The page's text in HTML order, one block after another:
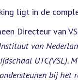
ligt in de
Directeur van
van
UTC(VSL).
bij